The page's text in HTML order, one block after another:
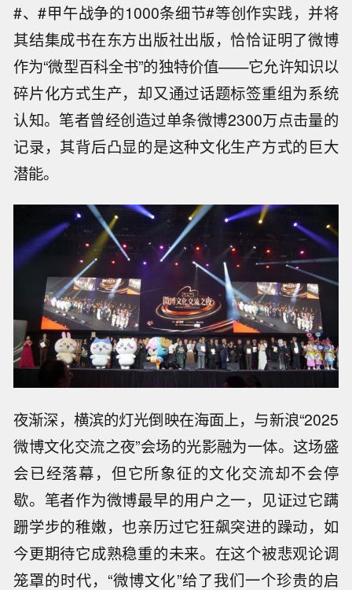
#、#甲午战争的1000条细节#等创作实践，并将
其结集成书在东方出版社出版，恰恰证明了微博
作为“微型百科全书”的独特价值——它允许知识以
碎片化方式生产，却又通过话题标签重组为系统
认知。笔者曾经创造过单条微博2300万点击量的
记录，其背后凸显的是这种文化生产方式的巨大
潜能。
夜渐深，横滨的灯光倒映在海面上，与新浪“2025
微博文化交流之夜”会场的光影融为一体。这场盛
会已经落幕，但它所象征的文化交流却不会停
歇。笔者作为微博最早的用户之一，见证过它蹒
跚学步的稚嫩，也亲历过它狂飙突进的躁动，如
今更期待它成熟稳重的未来。在这个被悲观论调
笼罩的时代，“微博文化”给了我们一个珍贵的启